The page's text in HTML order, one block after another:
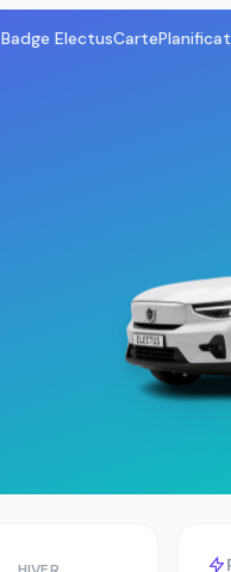
Badge ElectusCarte